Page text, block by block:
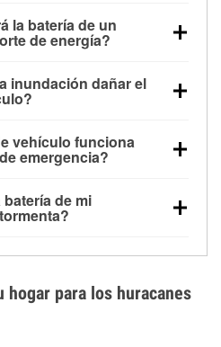
la batería de un
de energía?
durante un tiempo
sin conducir el vehículo
de respaldo para
inundación dañar el
del motor y pueden
que puede provocar una
vehículo funciona
emergencia?
profundo porque son
vibraciones y más
de mi
Evitar el agua estancada y
de respaldo son
efectivas.
para los huracanes